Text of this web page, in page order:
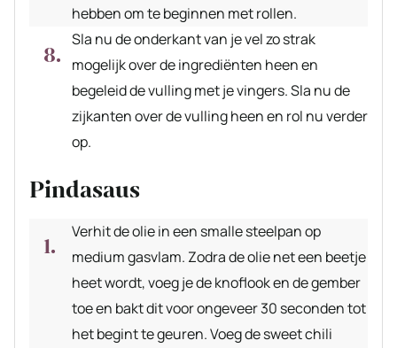
hebben om te beginnen met rollen.
Sla nu de onderkant van je vel zo strak
mogelijk over de ingrediënten heen en
begeleid de vulling met je vingers. Sla nu de
zijkanten over de vulling heen en rol nu verder
op.
Pindasaus
Verhit de olie in een smalle steelpan op
medium gasvlam. Zodra de olie net een beetje
heet wordt, voeg je de knoflook en de gember
toe en bakt dit voor ongeveer 30 seconden tot
het begint te geuren. Voeg de sweet chili